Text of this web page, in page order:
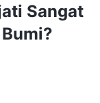
Sangat